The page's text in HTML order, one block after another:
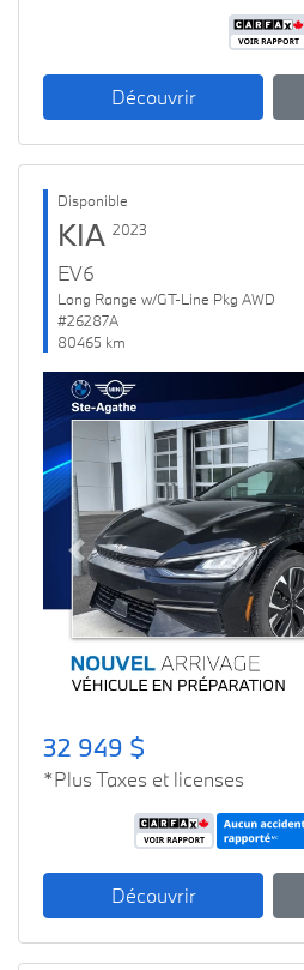
Découvrir
Disponible
KIA 2023
EV6
Long Range w/GT-Line Pkg AWD
#26287A
80465 km
Previous
32 949 $
*Plus Taxes et licenses
Découvrir